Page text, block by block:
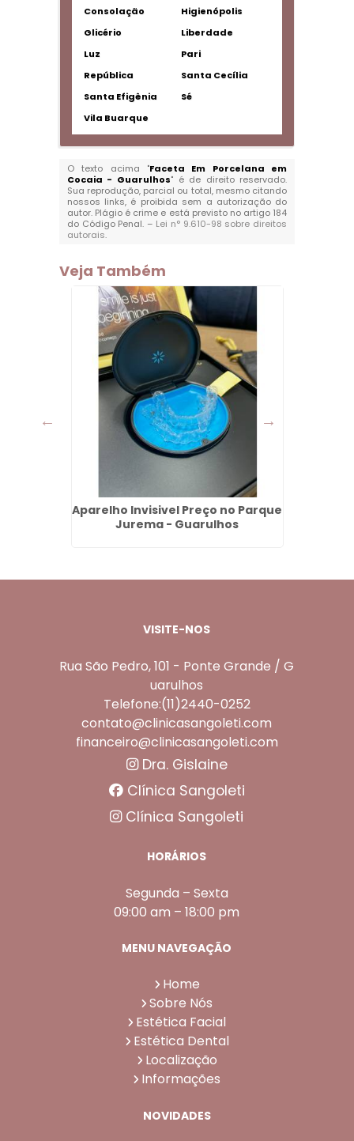
Consolação
Higienópolis
Glicério
Liberdade
Luz
Pari
República
Santa Cecília
Santa Efigênia
Sé
Vila Buarque
O texto acima "Faceta Em Porcelana em
Cocaia - Guarulhos" é de direito reservado.
Sua reprodução, parcial ou total, mesmo citando
nossos links, é proibida sem a autorização do
autor. Plágio é crime e está previsto no artigo 184
do Código Penal. – Lei n° 9.610-98 sobre direitos
autorais.
Veja Também
Aparelho Invisivel Preço no Parque
Jurema - Guarulhos
VISITE-NOS
Rua São Pedro, 101 - Ponte Grande / G
uarulhos
Telefone:(11)2440-0252
contato@clinicasangoleti.com
financeiro@clinicasangoleti.com
Dra. Gislaine
Clínica Sangoleti
Clínica Sangoleti
HORÁRIOS
Segunda – Sexta
09:00 am – 18:00 pm
MENU NAVEGAÇÃO
Home
Sobre Nós
Estética Facial
Estética Dental
Localização
Informações
NOVIDADES